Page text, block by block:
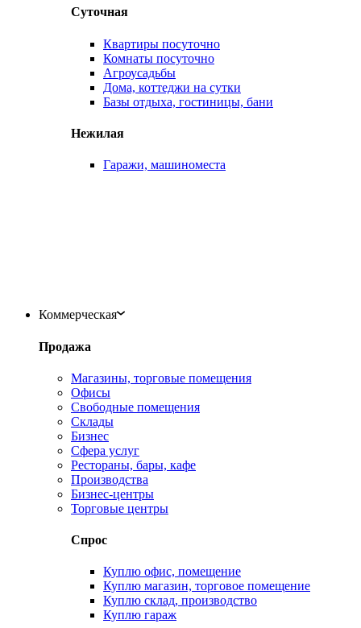
Суточная
Квартиры посуточно
Комнаты посуточно
Агроусадьбы
Дома, коттеджи на сутки
Базы отдыха, гостиницы, бани
Нежилая
Гаражи, машиноместа
Коммерческая
Продажа
Магазины, торговые помещения
Офисы
Свободные помещения
Склады
Бизнес
Сфера услуг
Рестораны, бары, кафе
Производства
Бизнес-центры
Торговые центры
Спрос
Куплю офис, помещение
Куплю магазин, торговое помещение
Куплю склад, производство
Куплю гараж